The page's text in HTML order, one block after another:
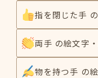
指を閉じた手
両手 の絵文字
物を持つ手 の